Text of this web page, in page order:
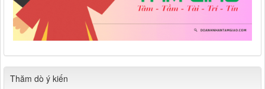
Thăm dò ý kiến